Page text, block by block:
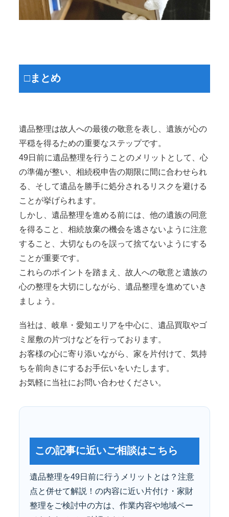
□まとめ
遺品整理は故人への最後の敬意を表し、遺族が心の
平穏を得るための重要なステップです。
49日前に遺品整理を行うことのメリットとして、心
の準備が整い、相続税申告の期限に間に合わせられ
る、そして遺品を勝手に処分されるリスクを避ける
ことが挙げられます。
しかし、遺品整理を進める前には、他の遺族の同意
を得ること、相続放棄の機会を逃さないように注意
すること、大切なものを誤って捨てないようにする
ことが重要です。
これらのポイントを踏まえ、故人への敬意と遺族の
心の整理を大切にしながら、遺品整理を進めていき
ましょう。
当社は、岐阜・愛知エリアを中心に、遺品買取やゴ
ミ屋敷の片づけなどを行っております。
お客様の心に寄り添いながら、家を片付けて、気持
ちを前向きにするお手伝いをいたします。
お気軽に当社にお問い合わせください。
この記事に近いご相談はこちら
遺品整理を49日前に行うメリットとは？注意
点と併せて解説！の内容に近い片付け・家財
整理をご検討中の方は、作業内容や地域ペー